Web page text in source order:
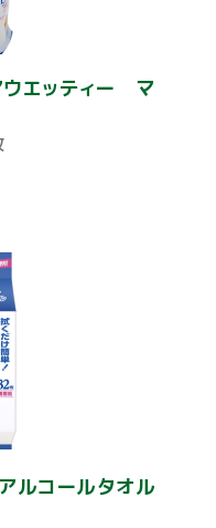
エッティー マ
ルコールタオル